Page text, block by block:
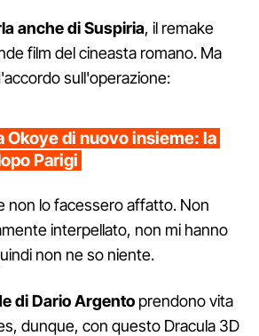
anche di Suspiria, il remake
film del cineasta romano. Ma
sull'operazione:
Okoye di nuovo insieme: la
Parigi
non lo facessero affatto. Non
interpellato, non mi hanno
non ne so niente.
di Dario Argento prendono vita
dunque, con questo Dracula 3D